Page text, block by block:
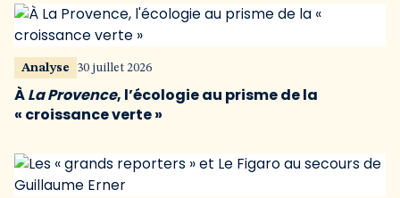
Analyse 30 juillet 2026
ÀLa Provence, l’écologie au prisme de la
« croissance verte »